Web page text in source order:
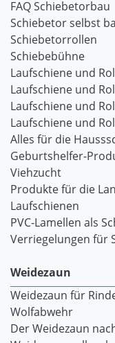
FAQ Schiebetorbau
Schiebetor selbst
Schiebetorrollen
Schiebebühne
Laufschiene und
Laufschiene und
Laufschiene und
Laufschiene und
Alles für die
Geburtshelfer-
Viehzucht
Produkte für die
Laufschienen
PVC-Lamellen als
Verriegelungen für
Weidezaun
Weidezaun für
Wolfabwehr
Der Weidezaun